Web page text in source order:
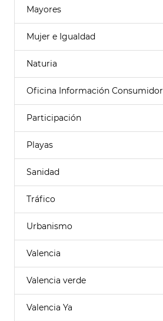
Mayores
Mujer e Igualdad
Naturia
Oficina Información Consumidor
Participación
Playas
Sanidad
Tráfico
Urbanismo
Valencia
Valencia verde
Valencia Ya